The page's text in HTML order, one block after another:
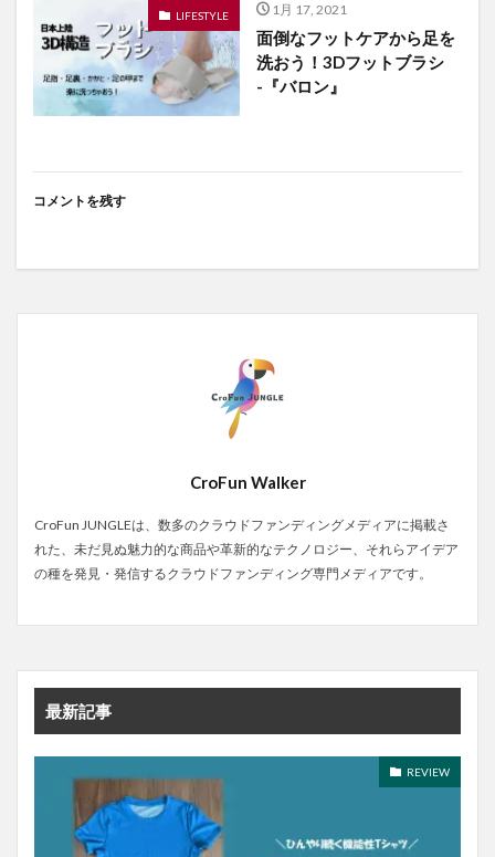
LIFESTYLE 1月 17, 2021
面倒なフットケアから足を
洗おう！3Dフットブラシ
-『バロン』
コメントを残す
CroFun Walker
CroFun JUNGLEは、数多のクラウドファンディングメディアに掲載さ
れた、未だ見ぬ魅力的な商品や革新的なテクノロジー、それらアイデア
の種を発見・発信するクラウドファンディング専門メディアです。
最新記事
REVIEW